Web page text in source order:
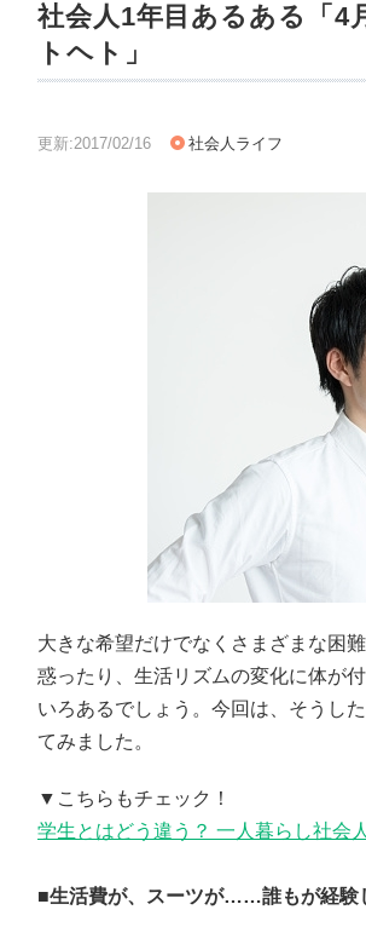
社会人1年目あるある「4
トヘト」
更新:2017/02/16 社会人ライフ
大きな希望だけでなくさまざまな困
惑ったり、生活リズムの変化に体が
いろあるでしょう。今回は、そうし
てみました。
▼こちらもチェック！
学生とはどう違う？ 一人暮らし社会
■生活費が、スーツが……誰もが経験